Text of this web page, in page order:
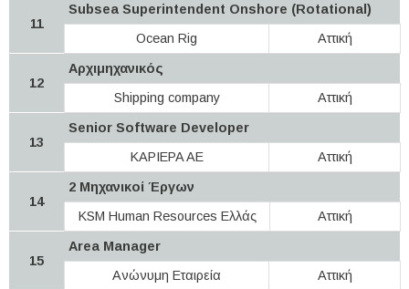
11
Subsea Superintendent Onshore (Rotational)
Ocean Rig
Αττική
12
Αρχιμηχανικός
Shipping company
Αττική
13
Senior Software Developer
KAPIEPA AE
Αττική
14
2 Μηχανικοί Έργων
KSM Human Resources Ελλάς
Αττική
15
Area Manager
Ανώνυμη Εταιρεία
Αττική